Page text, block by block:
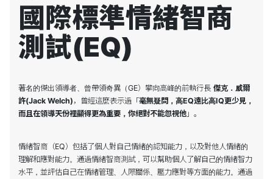
國際標準情緒智商
測試(EQ)
著名的傑出領導者、曾帶領奇異（GE）攀向高峰的前執行長傑克．威爾
許(Jack Welch) ，曾經這麼表示過「毫無疑問，高EQ遠比高IQ更少見，
而且在領導天份裡顯得更為重要，你絕對不能忽視他 」。
情緒智商（EQ）包括了個人對自己情緒的認知能力，以及對他人情緒的
理解和應對能力。通過情緒智商測試，可以幫助個人了解自己的情緒智力
水平，並評估自己在情緒管理、人際關係、壓力應對等方面的能力。通過